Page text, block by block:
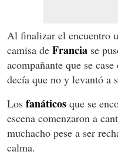
Al finalizar el encuentro
camisa de Francia se
acompañante que se
decía que no y levantó a
Los fanáticos que se
escena comenzaron a
muchacho pese a ser
calma.